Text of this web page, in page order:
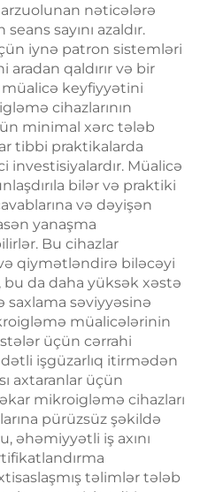
nəticələrə
sayını azaldır.
iynə patron sistemləri
qaldırır və bir
keyfiyyətini
cihazlarının
minimal xərc tələb
tibbi praktikalarda
Müalicə
bilər və praktiki
və dəyişən
yanaşma
Bu cihazlar
qiymətləndirə biləcəyi
da daha yüksək xəstə
saxlama səviyyəsinə
müalicələrinin
üçün cərrahi
işgüzarlıq itirmədən
axtaranlar üçün
mikroigləmə cihazları
pürüzsüz şəkildə
əhəmiyyətli iş axını
təlimlər tələb